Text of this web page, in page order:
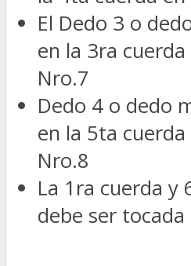
El Dedo 3 o
en la 3ra
Nro.7
Dedo 4 o dedo
en la 5ta
Nro.8
La 1ra cuerda y
debe ser tocada